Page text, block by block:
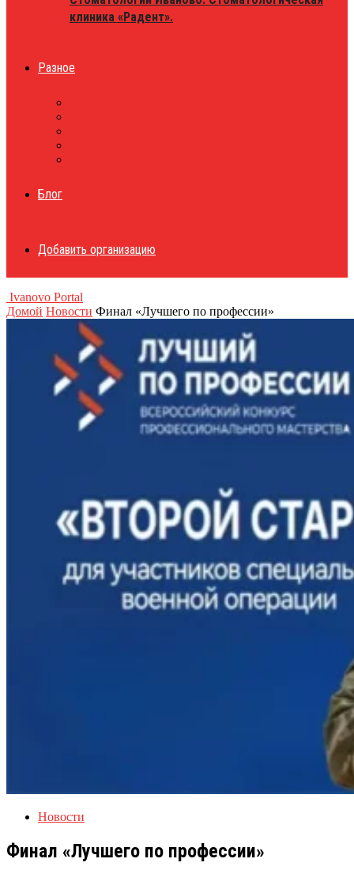
клиника «Радент».
Разное
Блог
Добавить организацию
Ivanovo Portal
Домой Новости Финал «Лучшего по профессии»
Новости
Финал «Лучшего по профессии»